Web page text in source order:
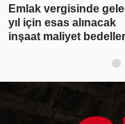
Emlak vergisinde
yıl için esas alınacak
inşaat maliyet